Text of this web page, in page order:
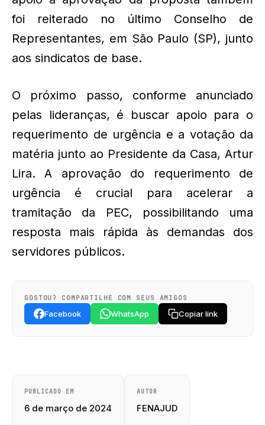
foi reiterado no último Conselho de
Representantes, em São Paulo (SP), junto
aos sindicatos de base.
O próximo passo, conforme anunciado
pelas lideranças, é buscar apoio para o
requerimento de urgência e a votação da
matéria junto ao Presidente da Casa, Artur
Lira. A aprovação do requerimento de
urgência é crucial para acelerar a
tramitação da PEC, possibilitando uma
resposta mais rápida às demandas dos
servidores públicos.
GOSTOU? COMPARTILHE COM SEUS AMIGOS
Facebook WhatsApp Copiar link
PUBLICADO EM
6 de março de 2024
AUTOR
FENAJUD